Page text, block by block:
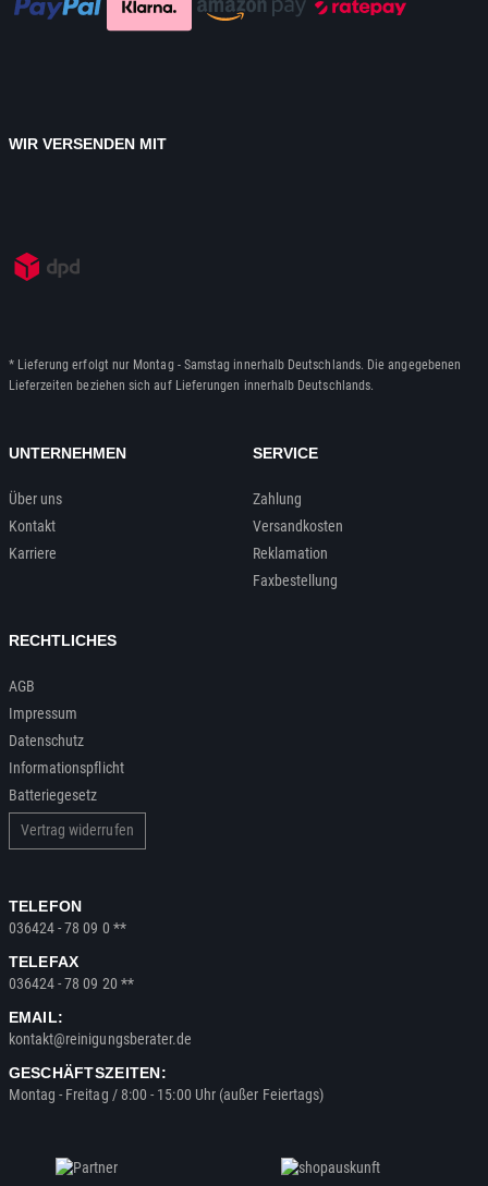
WIR VERSENDEN MIT
* Lieferung erfolgt nur Montag - Samstag innerhalb Deutschlands. Die angegebenen
Lieferzeiten beziehen sich auf Lieferungen innerhalb Deutschlands.
UNTERNEHMEN
Über uns
Kontakt
Karriere
SERVICE
Zahlung
Versandkosten
Reklamation
Faxbestellung
RECHTLICHES
AGB
Impressum
Datenschutz
Informationspflicht
Batteriegesetz
Vertrag widerrufen
TELEFON
036424 - 78 09 0 **
TELEFAX
036424 - 78 09 20 **
EMAIL:
kontakt@reinigungsberater.de
GESCHÄFTSZEITEN:
Montag - Freitag / 8:00 - 15:00 Uhr (außer Feiertags)